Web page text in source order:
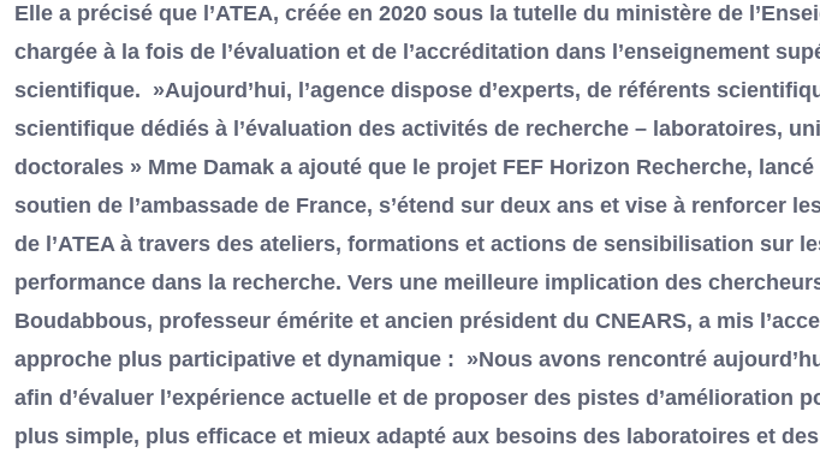
Elle a précisé que l’ATEA, créée en 2020 sous la tutelle du ministère de
chargée à la fois de l’évaluation et de l’accréditation dans l’enseignement
scientifique. »Aujourd’hui, l’agence dispose d’experts, de référents
scientifique dédiés à l’évaluation des activités de recherche – laboratoires,
doctorales » Mme Damak a ajouté que le projet FEF Horizon Recherche,
soutien de l’ambassade de France, s’étend sur deux ans et vise à renforcer
de l’ATEA à travers des ateliers, formations et actions de sensibilisation sur
performance dans la recherche. Vers une meilleure implication des
Boudabbous, professeur émérite et ancien président du CNEARS, a mis
approche plus participative et dynamique : »Nous avons rencontré
afin d’évaluer l’expérience actuelle et de proposer des pistes d’amélioration
plus simple, plus efficace et mieux adapté aux besoins des laboratoires et